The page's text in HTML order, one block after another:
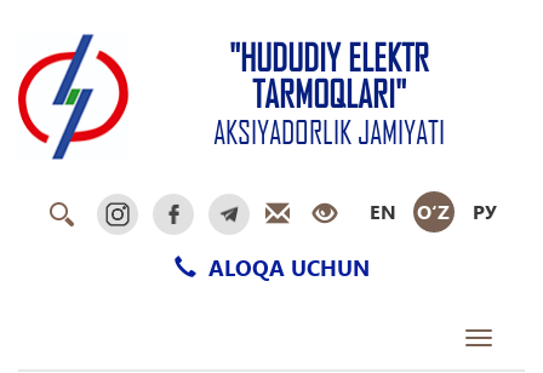
"HUDUDIY ELEKTR
TARMOQLARI"
AKSIYADORLIK JAMIYATI
EN O‘Z РУ
ALOQA UCHUN
Toggle